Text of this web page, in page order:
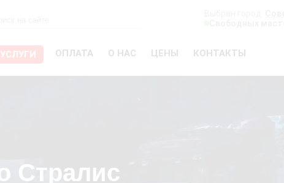
УСЛУГИ ОПЛАТА О НАС ЦЕНЫ КОНТАКТЫ
Стралис